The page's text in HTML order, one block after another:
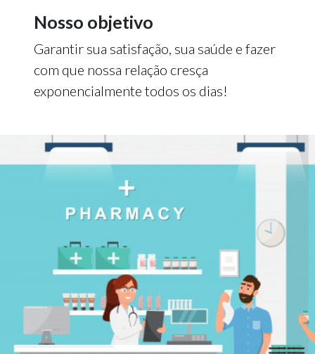
Nosso objetivo
Garantir sua satisfação, sua saúde e fazer
com que nossa relação cresça
exponencialmente todos os dias!